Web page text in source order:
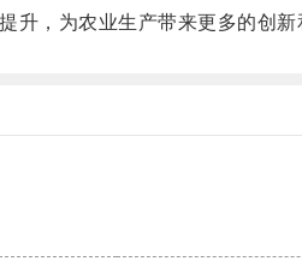
，为农业生产带来更多的创新